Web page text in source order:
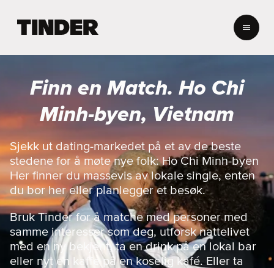
h
e
m
m
e
s
i
d
e
Finn en Match. Ho Chi
Minh-byen, Vietnam
Sjekk ut dating-markedet på et av de beste
stedene for å møte nye folk: Ho Chi Minh-byen
Her finner du massevis av lokale single, enten
du bor her eller planlegger et besøk.
Bruk Tinder for å matche med personer med
samme interesser som deg, utforsk nattelivet
med en ny bekjent, ta en drink på en lokal bar
eller nyt en kaffe på en koselig kafé. Eller ta